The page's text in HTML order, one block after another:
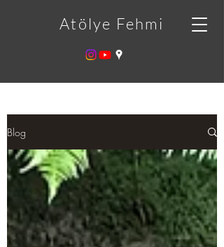
Atölye Fehmi
Blog